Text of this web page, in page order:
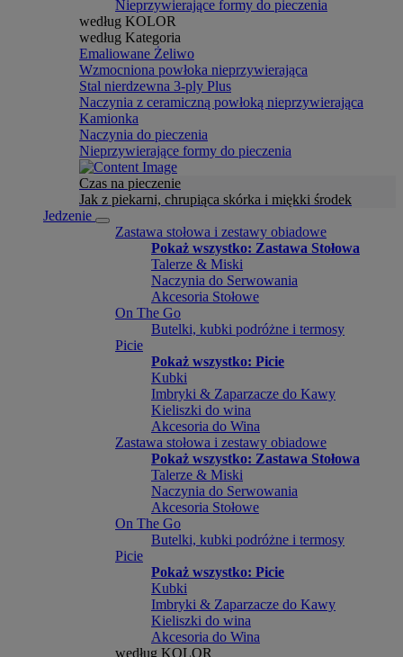
Nieprzywierające formy do pieczenia
według KOLOR
według Kategoria
Emaliowane Żeliwo
Wzmocniona powłoka nieprzywierająca
Stal nierdzewna 3-ply Plus
Naczynia z ceramiczną powłoką nieprzywierająca
Kamionka
Naczynia do pieczenia
Nieprzywierające formy do pieczenia
Czas na pieczenie
Jak z piekarni, chrupiąca skórka i miękki środek
Jedzenie
Zastawa stołowa i zestawy obiadowe
Pokaż wszystko: Zastawa Stołowa
Talerze & Miski
Naczynia do Serwowania
Akcesoria Stołowe
On The Go
Butelki, kubki podróżne i termosy
Picie
Pokaż wszystko: Picie
Kubki
Imbryki & Zaparzacze do Kawy
Kieliszki do wina
Akcesoria do Wina
Zastawa stołowa i zestawy obiadowe
Pokaż wszystko: Zastawa Stołowa
Talerze & Miski
Naczynia do Serwowania
Akcesoria Stołowe
On The Go
Butelki, kubki podróżne i termosy
Picie
Pokaż wszystko: Picie
Kubki
Imbryki & Zaparzacze do Kawy
Kieliszki do wina
Akcesoria do Wina
według KOLOR